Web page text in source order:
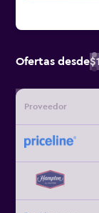
Ofertas desde
Proveedor